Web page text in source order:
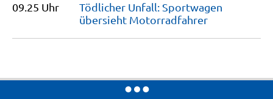
09.25 Uhr
Tödlicher Unfall: Sportwagen
übersieht Motorradfahrer